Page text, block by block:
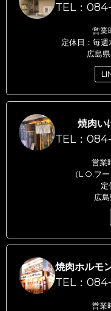
TEL：
営業
定休日：毎週
広島
焼肉い
TEL：
営業
（L.O.フ
定
広
焼肉ホルモ
TEL：
営業